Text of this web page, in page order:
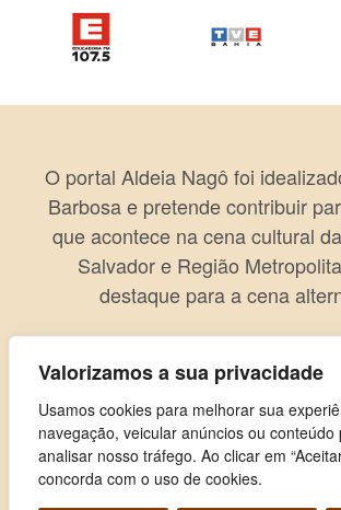
Valorizamos a sua privacidade
Usamos cookies para melhorar sua
navegação, veicular anúncios ou conteúdo
analisar nosso tráfego. Ao clicar em
concorda com o uso de cookies.
O portal Aldeia Nagô foi
Barbosa e pretende contribuir
que acontece na cena cultural
Salvador e Região
destaque para a cena